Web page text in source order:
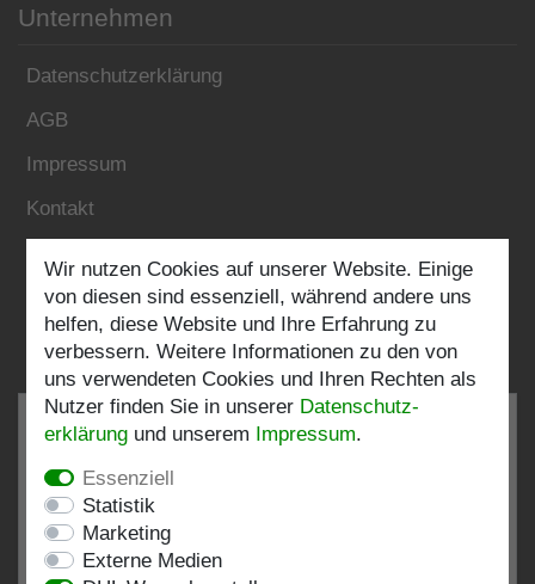
Unternehmen
Datenschutzerklärung
AGB
Impressum
Kontakt
Folgen Sie uns:
bei: shopvote.de, Amazon
Wir nutzen Cookies auf unserer Website. Einige
von diesen sind essenziell, während andere uns
helfen, diese Website und Ihre Erfahrung zu
verbessern. Weitere Informationen zu den von
uns verwendeten Cookies und Ihren Rechten als
Nutzer finden Sie in unserer Daten­schutz­
erklärung und unserem Impressum.
Essenziell
Statistik
Marketing
Externe Medien